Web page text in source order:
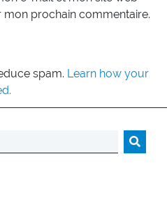
prochain commentaire.
spam. Learn how your